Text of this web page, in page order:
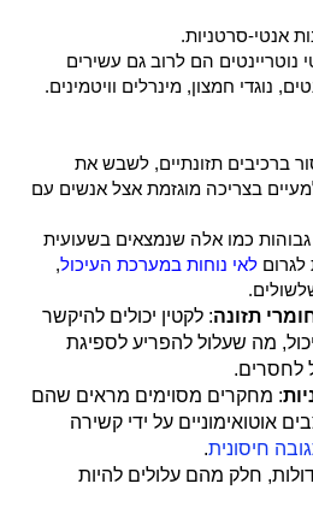
אנטי-סרטניות.
נוטריינטים הם לרוב גם עשירים
נוגדי חמצון, מינרלים וויטמינים.
ברכיבים תזונתיים, לשבש את
בצריכה מוגזמת אצל אנשים עם
כמו אלה שנמצאים בשעועית
לגרוםלאי נוחות במערכת העיכול,
תזונה: לקטין יכולים להיקשר
מה שעלול להפריע לספיגת
לחסרים.
: מחקרים מסוימים מראים שהם
אוטואימוניים על ידי קשירה
חיסונית.
חלק מהם עלולים להיות